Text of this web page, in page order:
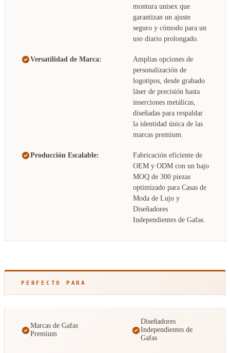
montura unisex que
garantizan un ajuste
seguro y cómodo para un
uso diario prolongado.
Versatilidad de Marca:
Amplias opciones de
personalización de
logotipos, desde grabado
láser de precisión hasta
inserciones metálicas,
diseñadas para respaldar
la identidad única de las
marcas premium.
Producción Escalable:
Fabricación eficiente de
OEM y ODM con un bajo
MOQ de 300 piezas
optimizado para Casas de
Moda de Lujo y
Diseñadores
Independientes de Gafas.
PERFECTO PARA
Marcas de Gafas
Premium
Diseñadores
Independientes de
Gafas